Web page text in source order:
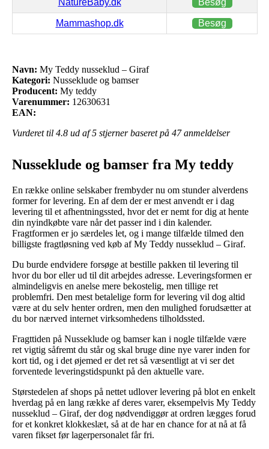
Mammashop.dk Besøg
Navn: My Teddy nusseklud – Giraf
Kategori: Nusseklude og bamser
Producent: My teddy
Varenummer: 12630631
EAN:
Vurderet til 4.8 ud af 5 stjerner baseret på 47anmeldelser
Nusseklude og bamser fra My teddy
En række online selskaber frembyder nu om stunder alverdens
former for levering. En af dem der er mest anvendt er i dag
levering til et afhentningssted, hvor det er nemt for dig at hente
din nyindkøbte vare når det passer ind i din kalender.
Fragtformen er jo særdeles let, og i mange tilfælde tilmed den
billigste fragtløsning ved køb af My Teddy nusseklud – Giraf.
Du burde endvidere forsøge at bestille pakken til levering til
hvor du bor eller ud til dit arbejdes adresse. Leveringsformen er
almindeligvis en anelse mere bekostelig, men tillige ret
problemfri. Den mest betalelige form for levering vil dog altid
være at du selv henter ordren, men den mulighed forudsætter at
du bor nærved internet virksomhedens tilholdssted.
Fragttiden på Nusseklude og bamser kan i nogle tilfælde være
ret vigtig såfremt du står og skal bruge dine nye varer inden for
kort tid, og i det øjemed er det ret så væsentligt at vi ser det
forventede leveringstidspunkt på den aktuelle vare.
Størstedelen af shops på nettet udlover levering på blot en enkelt
hverdag på en lang række af deres varer, eksempelvis My Teddy
nusseklud – Giraf, der dog nødvendiggør at ordren lægges forud
for et konkret klokkeslæt, så at de har en chance for at nå at få
varen fikset før lagerpersonalet får fri.